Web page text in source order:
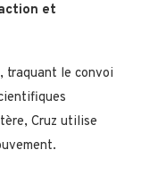
et
traquant le convoi
Cruz utilise